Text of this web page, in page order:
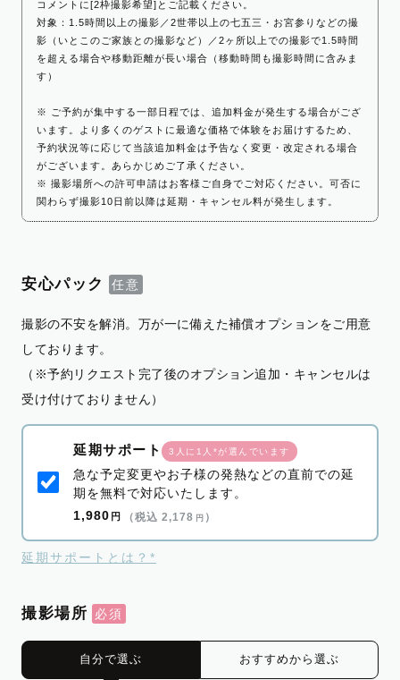
コメントに[2枠撮影希望]とご記載ください。
対象：1.5時間以上の撮影／2世帯以上の七五三・お宮参りなどの撮
影（いとこのご家族との撮影など）／2ヶ所以上での撮影で1.5時間
を超える場合や移動距離が長い場合（移動時間も撮影時間に含みま
す）
※ ご予約が集中する一部日程では、追加料金が発生する場合がござ
います。より多くのゲストに最適な価格で体験をお届けするため、
予約状況等に応じて当該追加料金は予告なく変更・改定される場合
がございます。あらかじめご了承ください。
※ 撮影場所への許可申請はお客様ご自身でご対応ください。可否に
関わらず撮影10日前以降は延期・キャンセル料が発生します。
安心パック
撮影の不安を解消。万が一に備えた補償オプションをご用意
しております。
（※予約リクエスト完了後のオプション追加・キャンセルは
受け付けておりません）
延期サポート 3人に1人*が選んでいます
急な予定変更やお子様の発熱などの直前での延
期を無料で対応いたします。
1,980 円 （税込 2,178 円 ）
延期サポートとは？*
撮影場所
自分で選ぶ おすすめから選ぶ